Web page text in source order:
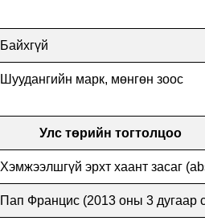
Байхгүй
Шуудангийн марк, мөнгөн зоос
Улс төрийн тогтолцоо
Хэмжээлшгүй эрхт хаант засаг
Пап Францис (2013 оны 3 дугаар